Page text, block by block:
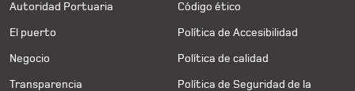
Autoridad Portuaria
El puerto
Negocio
Transparencia
Código ético
Política de Accesibilidad
Política de calidad
Política de Seguridad de la